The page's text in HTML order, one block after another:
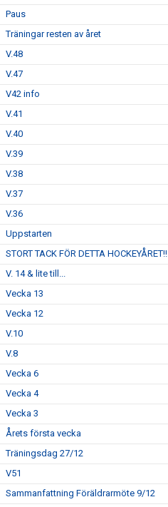
Paus
Träningar resten av året
V.48
V.47
V42 info
V.41
V.40
V.39
V.38
V.37
V.36
Uppstarten
STORT TACK FÖR DETTA HOCKEYÅRET!!
V. 14 & lite till...
Vecka 13
Vecka 12
V.10
V.8
Vecka 6
Vecka 4
Vecka 3
Årets första vecka
Träningsdag 27/12
V51
Sammanfattning Föräldrarmöte 9/12